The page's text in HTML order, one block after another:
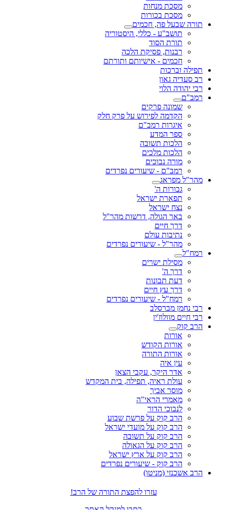
מסכת מנחות
מסכת בכורות
תורה שבעל פה, חכמים
תושב"ע - כללי, היסטוריה
תורת הסוד
רבנות, פסיקת הלכה
חכמים - אישיותם ותורתם
תפילה וברכות
רב סעדיה גאון
רבי יהודה הלוי
רמב"ם
שמונה פרקים
הקדמה לפירוש על פרק חלק
איגרות רמב"ם
ספר המדע
הלכות תשובה
הלכות מלכים
מורה נבוכים
רמב"ם - שיעורים נפרדים
מהר"ל מפראג
גבורות ה'
תפארת ישראל
נצח ישראל
באר הגולה, דרשות מהר"ל
דרך חיים
נתיבות עולם
מהר"ל - שיעורים נפרדים
רמח"ל
מסילת ישרים
דרך ה'
דעת תבונות
דרך עץ חיים
רמח"ל - שיעורים נפרדים
רבי נחמן מברסלב
רבי חיים מוולוז'ין
הרב קוק
אורות
אורות הקודש
אורות התורה
עין איה
אדר היקר, עקבי הצאן
עולת ראיה, תפילה, בית המקדש
מוסר אביך
מאמרי הראי"ה
לנבוכי הדור
הרב קוק על פרשת שבוע
הרב קוק על מועדי ישראל
הרב קוק על תשובה
הרב קוק על הגאולה
הרב קוק על ארץ ישראל
הרב קוק - שיעורים נפרדים
הרב אשכנזי (מניטו)
עזרו להפצת התורה של הרב!